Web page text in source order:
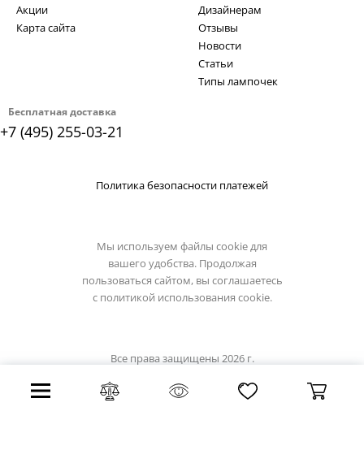
Бесплатная доставка
+7 (495) 255-03-21
Акции
Карта сайта
Дизайнерам
Отзывы
Новости
Статьи
Типы лампочек
Политика безопасности платежей
Мы используем файлы cookie для
вашего удобства. Продолжая
пользоваться сайтом, вы соглашаетесь
с политикой использования cookie.
Все права защищены 2026 г.